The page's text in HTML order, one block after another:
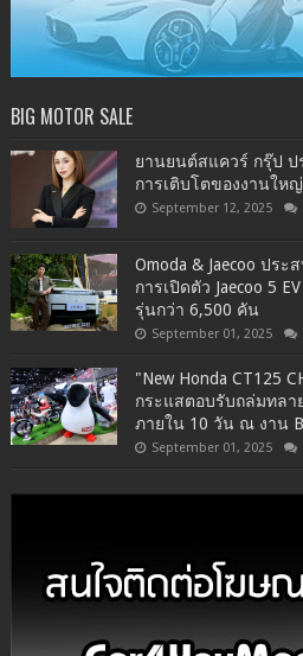
BIG MOTOR SALE
ยานยนต์สแควร์ กรุ๊ป ป
การเติบโตของงานให
September 12, 2025
Omoda & Jaecoo ปร
การเปิดตัว Jaecoo 5
รุ่นกว่า 6,500 คัน
September 01, 2025
"New Honda CT125
กระแสตอบรับถล่มทลา
ภายใน 10 วัน ณ งาน
September 01, 2025